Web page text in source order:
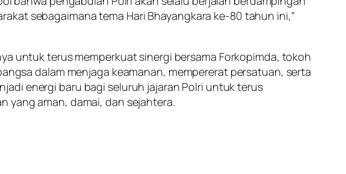
sebagaimana tema Hari Bhayangkara ke-80 tahun ini,”
untuk terus memperkuat sinergi bersama Forkopimda, tokoh
dalam menjaga keamanan, mempererat persatuan, serta
energi baru bagi seluruh jajaran Polri untuk terus
yang aman, damai, dan sejahtera.